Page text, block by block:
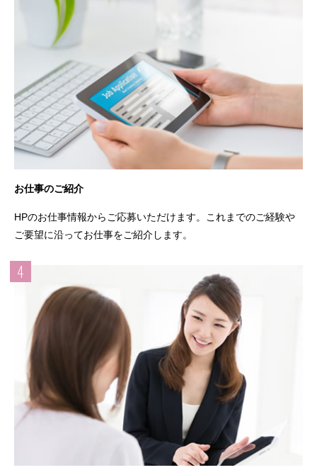
お仕事のご紹介
HPのお仕事情報からご応募いただけます。これまでのご経験や
ご要望に沿ってお仕事をご紹介します。
4